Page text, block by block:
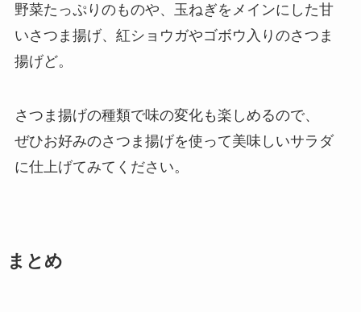
野菜たっぷりのものや、玉ねぎをメインにした甘
いさつま揚げ、紅ショウガやゴボウ入りのさつま
揚げど。
さつま揚げの種類で味の変化も楽しめるので、
ぜひお好みのさつま揚げを使って美味しいサラダ
に仕上げてみてください。
まとめ